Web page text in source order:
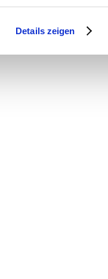
Details zeigen